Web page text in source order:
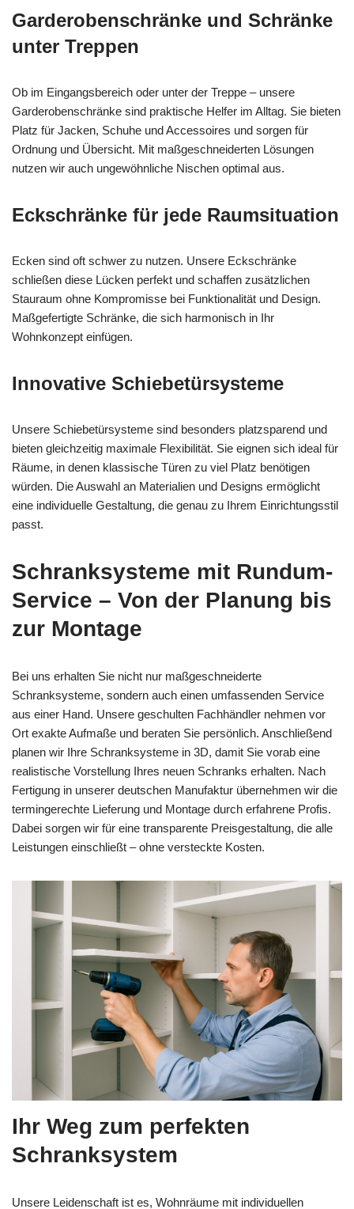
Garderobenschränke und Schränke
unter Treppen
Ob im Eingangsbereich oder unter der Treppe – unsere
Garderobenschränke sind praktische Helfer im Alltag. Sie bieten
Platz für Jacken, Schuhe und Accessoires und sorgen für
Ordnung und Übersicht. Mit maßgeschneiderten Lösungen
nutzen wir auch ungewöhnliche Nischen optimal aus.
Eckschränke für jede Raumsituation
Ecken sind oft schwer zu nutzen. Unsere Eckschränke
schließen diese Lücken perfekt und schaffen zusätzlichen
Stauraum ohne Kompromisse bei Funktionalität und Design.
Maßgefertigte Schränke, die sich harmonisch in Ihr
Wohnkonzept einfügen.
Innovative Schiebetürsysteme
Unsere Schiebetürsysteme sind besonders platzsparend und
bieten gleichzeitig maximale Flexibilität. Sie eignen sich ideal für
Räume, in denen klassische Türen zu viel Platz benötigen
würden. Die Auswahl an Materialien und Designs ermöglicht
eine individuelle Gestaltung, die genau zu Ihrem Einrichtungsstil
passt.
Schranksysteme mit Rundum-
Service – Von der Planung bis
zur Montage
Bei uns erhalten Sie nicht nur maßgeschneiderte
Schranksysteme, sondern auch einen umfassenden Service
aus einer Hand. Unsere geschulten Fachhändler nehmen vor
Ort exakte Aufmaße und beraten Sie persönlich. Anschließend
planen wir Ihre Schranksysteme in 3D, damit Sie vorab eine
realistische Vorstellung Ihres neuen Schranks erhalten. Nach
Fertigung in unserer deutschen Manufaktur übernehmen wir die
termingerechte Lieferung und Montage durch erfahrene Profis.
Dabei sorgen wir für eine transparente Preisgestaltung, die alle
Leistungen einschließt – ohne versteckte Kosten.
Ihr Weg zum perfekten
Schranksystem
Unsere Leidenschaft ist es, Wohnräume mit individuellen